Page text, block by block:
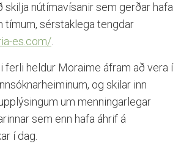
skilja nútímavísanir sem gerðar hafa
tímum, sérstaklega tengdar
es.com/
ferli heldur Moraime áfram að vera í
og skilar inn
um menningarlegar
sem enn hafa áhrif á
í dag.